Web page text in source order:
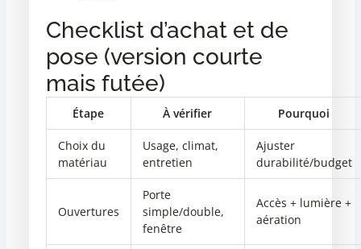
Checklist d’achat et de
pose (version courte
mais futée)
Étape À vérifier Pourquoi
Choix du
matériau
Usage, climat,
entretien
Ajuster
durabilité/budget
Ouvertures
Porte
simple/double,
fenêtre
Accès + lumière +
aération